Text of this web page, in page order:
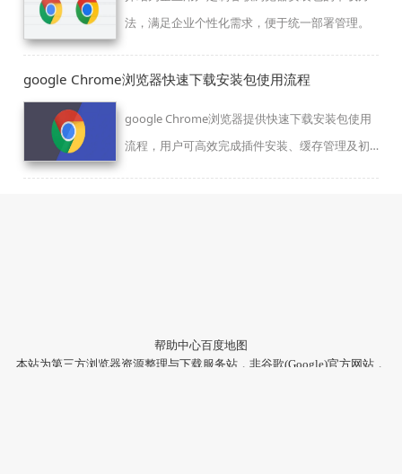
法，满足企业个性化需求，便于统一部署管理。
google Chrome浏览器快速下载安装包使用流程
google Chrome浏览器提供快速下载安装包使用
流程，用户可高效完成插件安装、缓存管理及初
帮助中心百度地图
本站为第三方浏览器资源整理与下载服务站，非谷歌(Google)官方网站，